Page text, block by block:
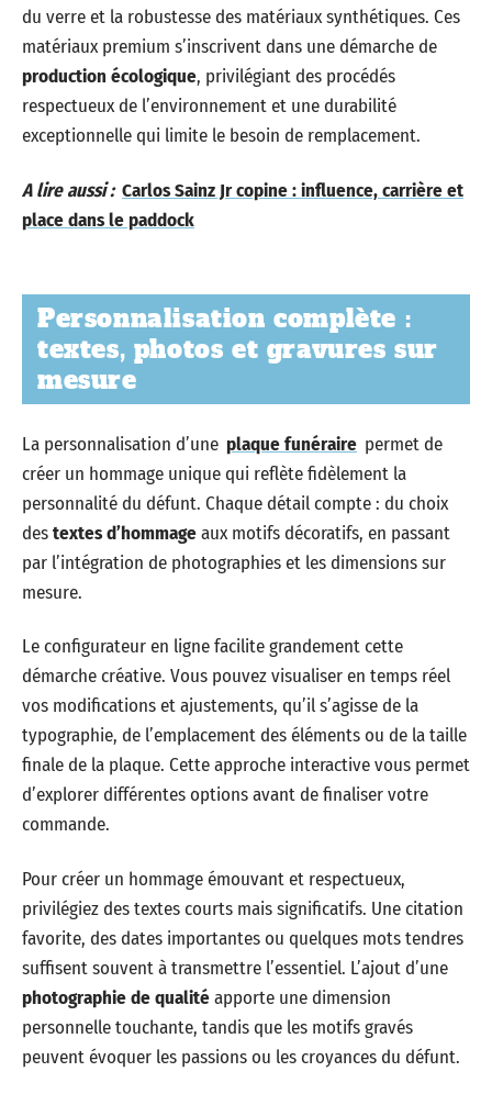
du verre et la robustesse des matériaux synthétiques. Ces
matériaux premium s’inscrivent dans une démarche de
production écologique, privilégiant des procédés
respectueux de l’environnement et une durabilité
exceptionnelle qui limite le besoin de remplacement.
A lire aussi : Carlos Sainz Jr copine : influence, carrière et
place dans le paddock
Personnalisation complète :
textes, photos et gravures sur
mesure
La personnalisation d’une plaque funéraire permet de
créer un hommage unique qui reflète fidèlement la
personnalité du défunt. Chaque détail compte : du choix
destextes d’hommageaux motifs décoratifs, en passant
par l’intégration de photographies et les dimensions sur
mesure.
Le configurateur en ligne facilite grandement cette
démarche créative. Vous pouvez visualiser en temps réel
vos modifications et ajustements, qu’il s’agisse de la
typographie, de l’emplacement des éléments ou de la taille
finale de la plaque. Cette approche interactive vous permet
d’explorer différentes options avant de finaliser votre
commande.
Pour créer un hommage émouvant et respectueux,
privilégiez des textes courts mais significatifs. Une citation
favorite, des dates importantes ou quelques mots tendres
suffisent souvent à transmettre l’essentiel. L’ajout d’une
photographie de qualitéapporte une dimension
personnelle touchante, tandis que les motifs gravés
peuvent évoquer les passions ou les croyances du défunt.